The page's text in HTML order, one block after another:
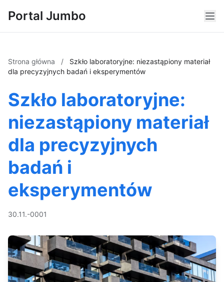
Portal Jumbo
Strona główna /
Szkło laboratoryjne: niezastąpiony materiał
dla precyzyjnych badań i eksperymentów
Szkło laboratoryjne:
niezastąpiony materiał
dla precyzyjnych
badań i
eksperymentów
30.11.-0001